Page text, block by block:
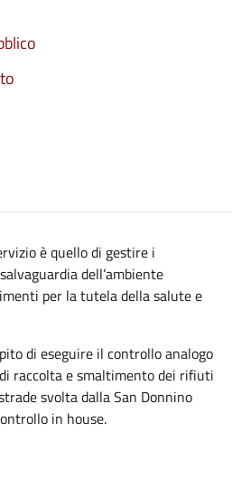
è quello di gestire i
dell’ambiente
per la tutela della salute e
di eseguire il controllo analogo
raccolta e smaltimento dei rifiuti
svolta dalla San Donnino
in house.